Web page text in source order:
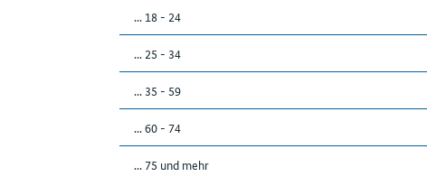
... 18 - 24
... 25 - 34
... 35 - 59
... 60 - 74
... 75 und mehr